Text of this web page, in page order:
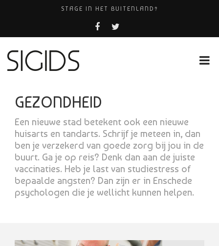
STAGE IN HET BUITENLAND?
MOOIE MEUBELTJES VOOR WEINIG
PIZZERIA POMPEÏ ￼
GEZONDHEID
Een nieuwe stad betekent ook een nieuwe
huisarts en tandarts. Schrijf je meteen in, dan
ben je verzekerd van goede zorg bij jou in de
buurt. Ga je op reis? Denk dan aan de juiste
vaccinaties. Heb je last van studiestress of
bepaalde angsten? Dan zijn er in Enschede
psychologen die je wellicht kunnen helpen.